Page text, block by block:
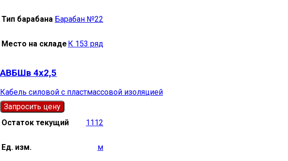
Тип барабана Барабан №22
Место на складе К 153 ряд
АВБШв 4х2,5
Кабель силовой с пластмассовой изоляцией
Запросить цену
Остаток текущий
1112
Ед. изм. м